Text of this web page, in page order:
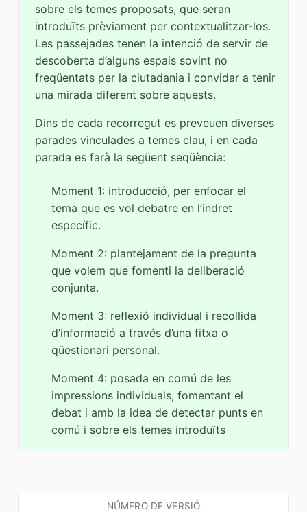
sobre els temes proposats, que seran
introduïts prèviament per contextualitzar-los.
Les passejades tenen la intenció de servir de
descoberta d’alguns espais sovint no
freqüentats per la ciutadania i convidar a tenir
una mirada diferent sobre aquests.
Dins de cada recorregut es preveuen diverses
parades vinculades a temes clau, i en cada
parada es farà la següent seqüència:
Moment 1: introducció, per enfocar el
tema que es vol debatre en l’indret
específic.
Moment 2: plantejament de la pregunta
que volem que fomenti la deliberació
conjunta.
Moment 3: reflexió individual i recollida
d’informació a través d’una fitxa o
qüestionari personal.
Moment 4: posada en comú de les
impressions individuals, fomentant el
debat i amb la idea de detectar punts en
comú i sobre els temes introduïts
NÚMERO DE VERSIÓ